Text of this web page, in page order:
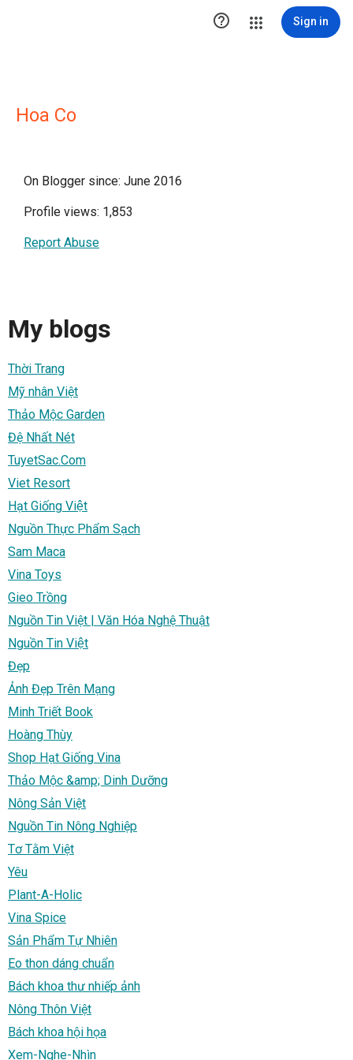
 Sign in
Hoa Co
On Blogger since: June 2016
Profile views: 1,853
Report Abuse
My blogs
Thời Trang
Mỹ nhân Việt
Thảo Mộc Garden
Đệ Nhất Nét
TuyetSac.Com
Viet Resort
Hạt Giống Việt
Nguồn Thực Phẩm Sạch
Sam Maca
Vina Toys
Gieo Trồng
Nguồn Tin Việt | Văn Hóa Nghệ Thuật
Nguồn Tin Việt
Đẹp
Ảnh Đẹp Trên Mạng
Minh Triết Book
Hoàng Thùy
Shop Hạt Giống Vina
Thảo Mộc &amp; Dinh Dưỡng
Nông Sản Việt
Nguồn Tin Nông Nghiệp
Tơ Tằm Việt
Yêu
Plant-A-Holic
Vina Spice
Sản Phẩm Tự Nhiên
Eo thon dáng chuẩn
Bách khoa thư nhiếp ảnh
Nông Thôn Việt
Bách khoa hội họa
Xem-Nghe-Nhìn